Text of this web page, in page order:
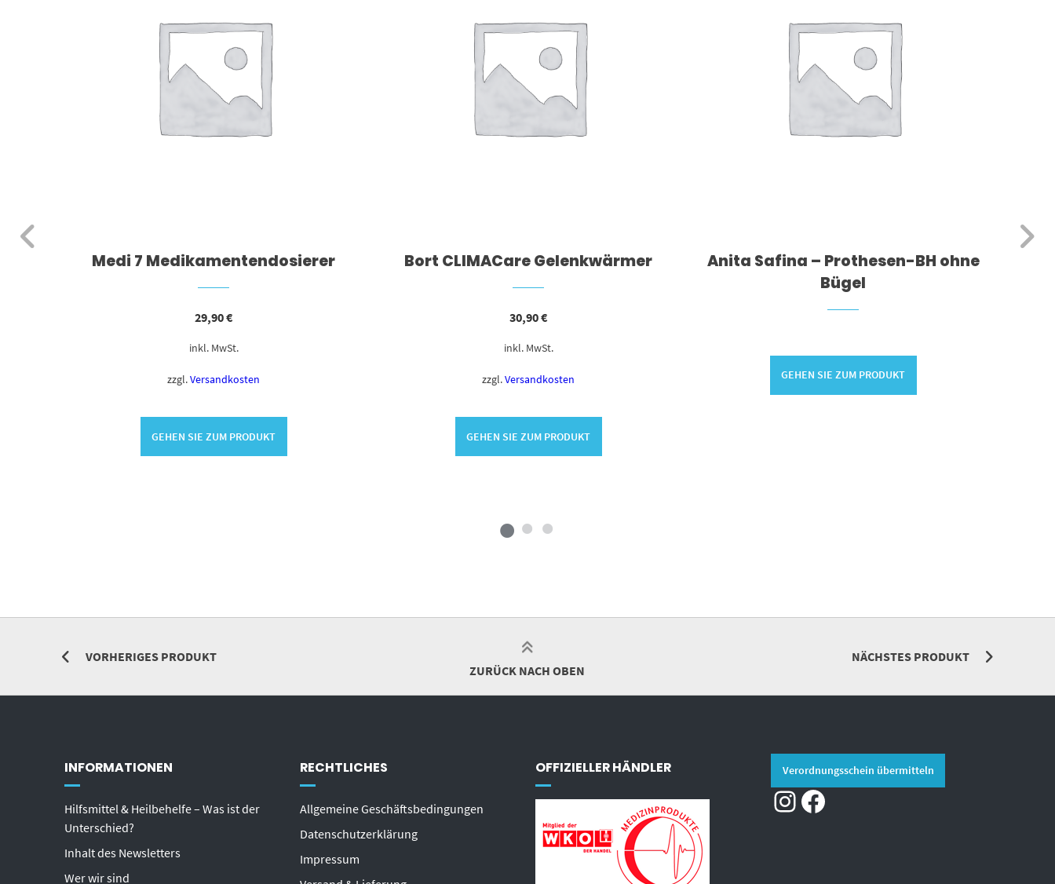
Medi 7 Medikamentendosierer
29,90€
inkl. MwSt.
zzgl.Versandkosten
GEHEN SIE ZUM PRODUKT
Bort CLIMACare Gelenkwärmer
30,90€
inkl. MwSt.
zzgl.Versandkosten
GEHEN SIE ZUM PRODUKT
Anita Safina – Prothesen-BH ohne
Bügel
GEHEN SIE ZUM PRODUKT
VORHERIGES PRODUKT
NÄCHSTES PRODUKT
ZURÜCK NACH OBEN
INFORMATIONEN
Hilfsmittel & Heilbehelfe – Was ist der
Unterschied?
Inhalt des Newsletters
Wer wir sind
RECHTLICHES
Allgemeine Geschäftsbedingungen
Datenschutzerklärung
Impressum
OFFIZIELLER HÄNDLER Verordnungsschein übermitteln
Instagram Facebook